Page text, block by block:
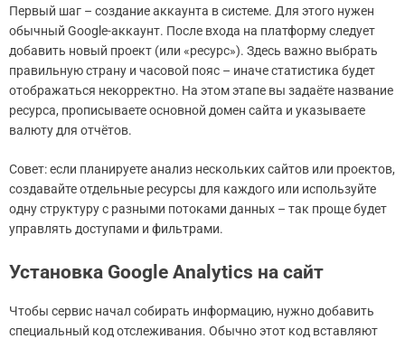
Первый шаг – создание аккаунта в системе. Для этого нужен
обычный Google-аккаунт. После входа на платформу следует
добавить новый проект (или «ресурс»). Здесь важно выбрать
правильную страну и часовой пояс – иначе статистика будет
отображаться некорректно. На этом этапе вы задаёте название
ресурса, прописываете основной домен сайта и указываете
валюту для отчётов.
Совет: если планируете анализ нескольких сайтов или проектов,
создавайте отдельные ресурсы для каждого или используйте
одну структуру с разными потоками данных – так проще будет
управлять доступами и фильтрами.
Установка Google Analytics на сайт
Чтобы сервис начал собирать информацию, нужно добавить
специальный код отслеживания. Обычно этот код вставляют